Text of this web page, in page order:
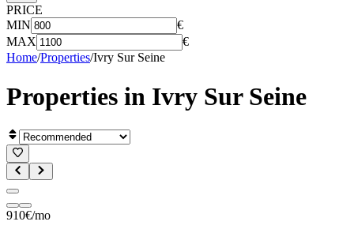
PRICE
MIN
€
MAX
€
Home/Properties/Ivry Sur Seine
Properties in Ivry Sur Seine
910€/mo